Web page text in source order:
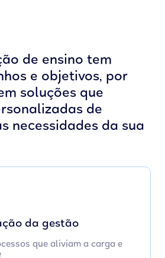
de ensino tem
e objetivos, por
soluções que
de
necessidades da sua
da gestão
que aliviam a carga e